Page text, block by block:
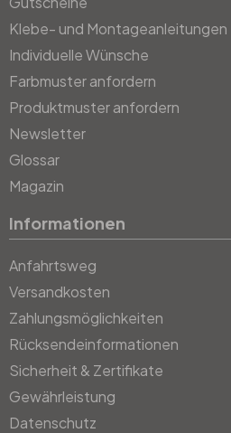
Klebe- und Montageanleitungen
Individuelle Wünsche
Farbmuster anfordern
Produktmuster anfordern
Newsletter
Glossar
Magazin
Informationen
Anfahrtsweg
Versandkosten
Zahlungsmöglichkeiten
Rücksendeinformationen
Sicherheit & Zertifikate
Gewährleistung
Datenschutz